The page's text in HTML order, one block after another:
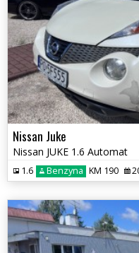
Nissan Juke
Nissan JUKE 1.6 Automat
1.6 Benzyna KM 190